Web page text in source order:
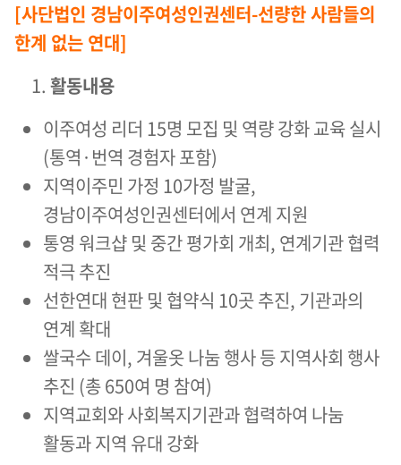
[사단법인 경남이주여성인권센터-선량한 사람들의
한계 없는 연대]
활동내용
이주여성 리더 15명 모집 및 역량 강화 교육 실시
(통역·번역 경험자 포함)
지역이주민 가정 10가정 발굴,
경남이주여성인권센터에서 연계 지원
통영 워크샵 및 중간 평가회 개최, 연계기관 협력
적극 추진
선한연대 현판 및 협약식 10곳 추진, 기관과의
연계 확대
쌀국수 데이, 겨울옷 나눔 행사 등 지역사회 행사
추진 (총 650여 명 참여)
지역교회와 사회복지기관과 협력하여 나눔
활동과 지역 유대 강화